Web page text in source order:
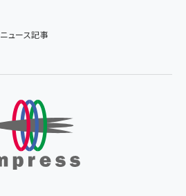
ニュース記事